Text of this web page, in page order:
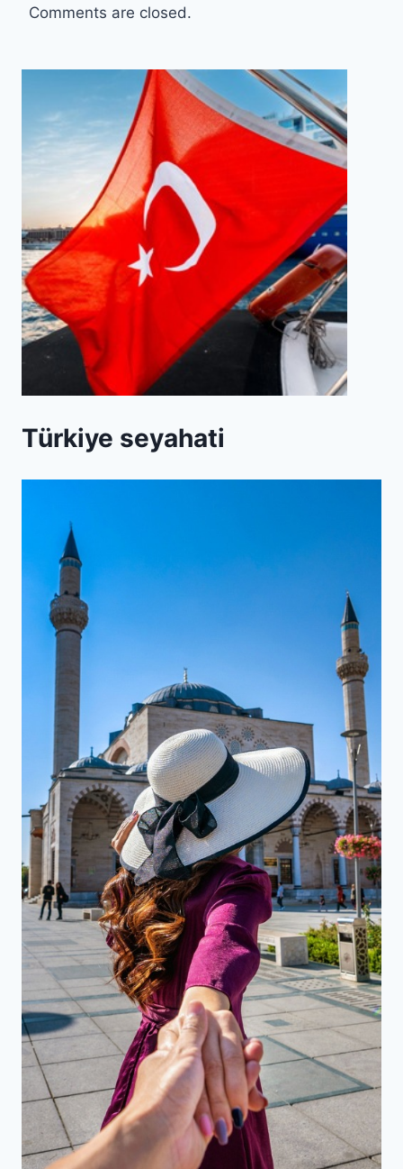
Comments are closed.
Türkiye seyahati